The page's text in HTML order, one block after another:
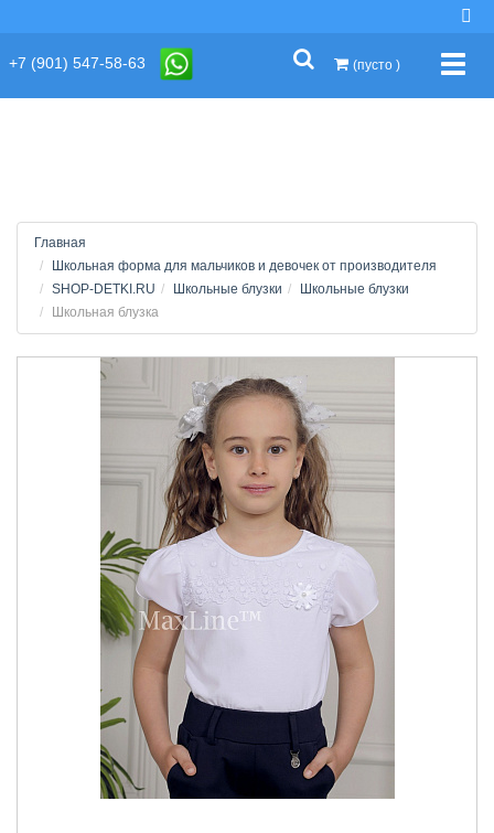
+7 (901) 547-58-63 (пусто )
Главная
Школьная форма для мальчиков и девочек от производителя
SHOP-DETKI.RU
Школьные блузки
Школьные блузки
Школьная блузка